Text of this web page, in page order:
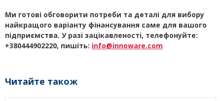
Ми готові обговорити потреби та деталі для вибору
найкращого варіанту фінансування саме для вашого
підприємства. У разі зацікавленості, телефонуйте:
+380444902220, пишіть: info@innoware.com
Читайте також